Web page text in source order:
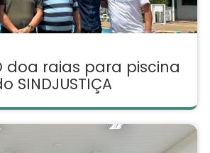
doa raias para piscina
SINDJUSTIÇA